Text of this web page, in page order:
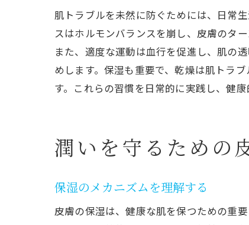
肌トラブルを未然に防ぐためには、日常
スはホルモンバランスを崩し、皮膚のタ
また、適度な運動は血行を促進し、肌の
めします。保湿も重要で、乾燥は肌トラ
す。これらの習慣を日常的に実践し、健康
潤いを守るための
保湿のメカニズムを理解する
皮膚の保湿は、健康な肌を保つための重